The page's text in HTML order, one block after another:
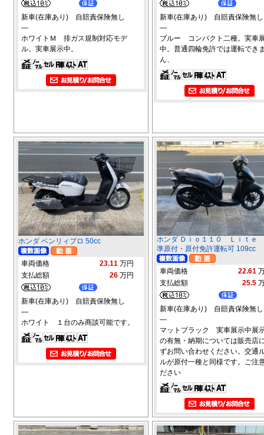
新車(在庫あり) 自賠責保険無し
―
ホワイトＭ 排ガス規制対応モデ
ル。実車展示中。
新車(在庫あり) 自賠責保険無し
―
ブルー コンパクト二種。実車
中。普通四輪免許では運転でき
ん、
ホンダ ベンリィプロ 50cc
車両価格 23.11 万円
支払総額
26 万円
新車(在庫あり) 自賠責保険無し
―
ホワイト １台のみ商談可能です。
ホンダ Ｄｉｏ１１０ Ｌｉｔｅ
準原付・原付免許運転可 109cc
車両価格 22.61
支払総額
25.5
新車(在庫あり) 自賠責保険無し
―
マットブラック 実車展示中展
の有無・納期については販売店
ずお問い合わせください。交通
ルが原付一種と同様です。ご注
ださい